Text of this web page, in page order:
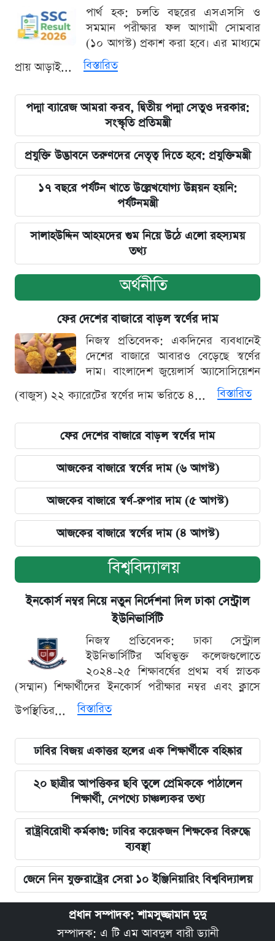
পার্থ হক: চলতি বছরের এসএসসি ও
সমমান পরীক্ষার ফল আগামী সোমবার
(১০ আগস্ট) প্রকাশ করা হবে। এর মাধ্যমে
প্রায় আড়াই...
বিস্তারিত
পদ্মা ব্যারেজ আমরা করব, দ্বিতীয় পদ্মা সেতুও দরকার:
সংস্কৃতি প্রতিমন্ত্রী
প্রযুক্তি উদ্ভাবনে তরুণদের নেতৃত্ব দিতে হবে: প্রযুক্তিমন্ত্রী
১৭ বছরে পর্যটন খাতে উল্লেখযোগ্য উন্নয়ন হয়নি:
পর্যটনমন্ত্রী
সালাহউদ্দিন আহমদের গুম নিয়ে উঠে এলো রহস্যময়
তথ্য
অর্থনীতি
ফের দেশের বাজারে বাড়ল স্বর্ণের দাম
নিজস্ব প্রতিবেদক: একদিনের ব্যবধানেই
দেশের বাজারে আবারও বেড়েছে স্বর্ণের
দাম। বাংলাদেশ জুয়েলার্স অ্যাসোসিয়েশন
(বাজুস) ২২ ক্যারেটের স্বর্ণের দাম ভরিতে ৪...
বিস্তারিত
ফের দেশের বাজারে বাড়ল স্বর্ণের দাম
আজকের বাজারে স্বর্ণের দাম (৬ আগস্ট)
আজকের বাজারে স্বর্ণ-রুপার দাম (৫ আগস্ট)
আজকের বাজারে স্বর্ণের দাম (৪ আগস্ট)
বিশ্ববিদ্যালয়
ইনকোর্স নম্বর নিয়ে নতুন নির্দেশনা দিল ঢাকা সেন্ট্রাল
ইউনিভার্সিটি
নিজস্ব প্রতিবেদক: ঢাকা সেন্ট্রাল
ইউনিভার্সিটির অধিভুক্ত কলেজগুলোতে
২০২৪-২৫ শিক্ষাবর্ষের প্রথম বর্ষ স্নাতক
(সম্মান) শিক্ষার্থীদের ইনকোর্স পরীক্ষার নম্বর এবং ক্লাসে
উপস্থিতির...
বিস্তারিত
ঢাবির বিজয় একাত্তর হলের এক শিক্ষার্থীকে বহিষ্কার
২০ ছাত্রীর আপত্তিকর ছবি তুলে প্রেমিককে পাঠালেন
শিক্ষার্থী, নেপথ্যে চাঞ্চল্যকর তথ্য
রাষ্ট্রবিরোধী কর্মকাণ্ড: ঢাবির কয়েকজন শিক্ষকের বিরুদ্ধে
ব্যবস্থা
জেনে নিন যুক্তরাষ্ট্রের সেরা ১০ ইঞ্জিনিয়ারিং বিশ্ববিদ্যালয়
প্রধান সম্পাদক: শামসুজ্জামান দুদু
সম্পাদক: এ টি এম আবদুল বারী ড্যানী